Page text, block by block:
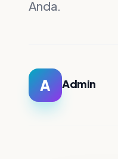
Anda.
A Admin